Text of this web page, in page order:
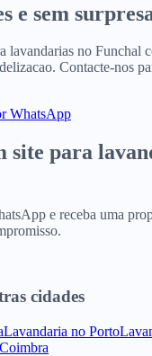
e sem
lavandarias no Funchal
Contacte-nos
WhatsApp
site para
e receba uma
cidades
Lavandaria no Porto
Coimbra